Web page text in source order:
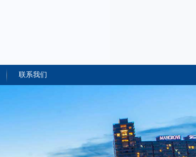
联系我们